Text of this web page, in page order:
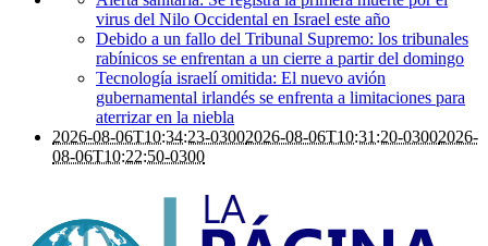
virus del Nilo Occidental en Israel este año
Debido a un fallo del Tribunal Supremo: los tribunales
rabínicos se enfrentan a un cierre a partir del domingo
Tecnología israelí omitida: El nuevo avión
gubernamental irlandés se enfrenta a limitaciones para
aterrizar en la niebla
2026-08-06T10:34:23-03002026-08-06T10:31:20-03002026-
08-06T10:22:50-0300